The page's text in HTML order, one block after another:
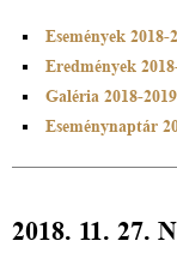
Események 2018-
Eredmények
Galéria 2018-2019
Eseménynaptár
2018. 11. 27.